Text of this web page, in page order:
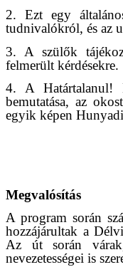
2. Ezt egy
tudnivalókról, és az
3. A szülők
felmerült kérdésekre.
4. A Határtalanul!
bemutatása, az
egyik képen
Megvalósítás
A program során
hozzájárultak a
Az út során
nevezetességei is